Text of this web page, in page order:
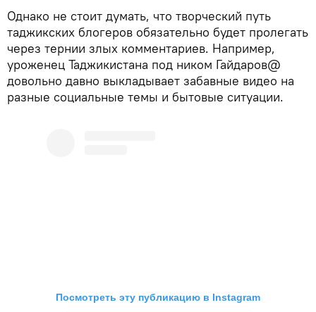
Однако не стоит думать, что творческий путь
таджикских блогеров обязательно будет пролегать
через тернии злых комментариев. Например,
уроженец Таджикистана под ником Гайдаров@
довольно давно выкладывает забавные видео на
разные социальные темы и бытовые ситуации.
Посмотреть эту публикацию в Instagram